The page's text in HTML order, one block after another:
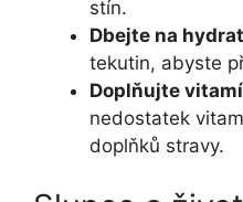
stín.
Dbejte na
tekutin, abyste
Doplňujte
nedostatek
doplňků stravy.